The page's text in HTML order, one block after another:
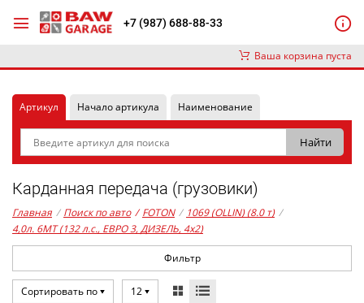
+7 (987) 688-88-33
Ваша корзина пуста
Артикул Начало артикула Наименование
Карданная передача (грузовики)
Главная / Поиск по авто / FOTON / 1069 (OLLIN) (8.0 т) /
4,0л. 6MT (132 л.с., ЕВРО 3, ДИЗЕЛЬ, 4x2)
Фильтр
Сортировать по 12